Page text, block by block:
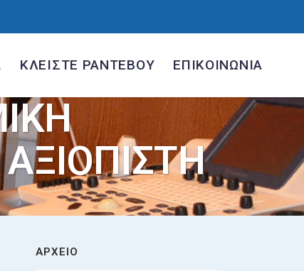
ΚΛΕΙΣΤΕ ΡΑΝΤΕΒΟΥ ΕΠΙΚΟΙΝΩΝΙΑ
ΑΡΧΕΙΟ